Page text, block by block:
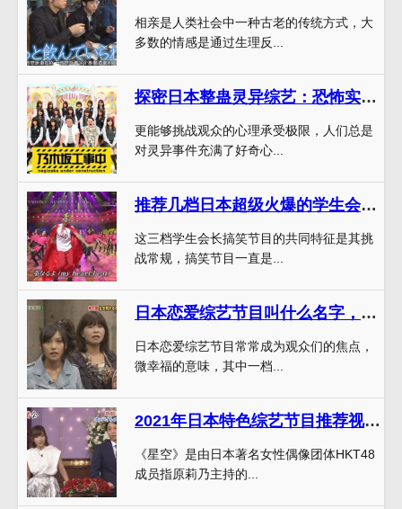
相亲是人类社会中一种古老的传统方式，大
多数的情感是通过生理反...
探密日本整蛊灵异综艺：恐怖实验室能挑战你的神经极限吗？
更能够挑战观众的心理承受极限，人们总是
对灵异事件充满了好奇心...
推荐几档日本超级火爆的学生会长搞笑节目，笑点不断
这三档学生会长搞笑节目的共同特征是其挑
战常规，搞笑节目一直是...
日本恋爱综艺节目叫什么名字，一场红白相间的恋爱探索之旅
日本恋爱综艺节目常常成为观众们的焦点，
微幸福的意味，其中一档...
2021年日本特色综艺节目推荐视频全新更新，看完之后你就知道什么叫好看
《星空》是由日本著名女性偶像团体HKT48
成员指原莉乃主持的...